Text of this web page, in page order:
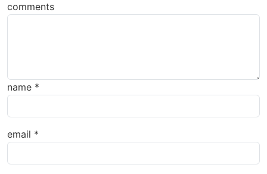
comments
name *
email *